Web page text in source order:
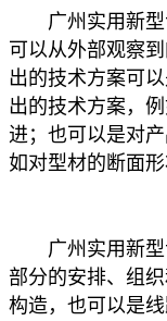
广州实用新型
可以从外部观察
出的技术方案可
出的技术方案，
进；也可以是对
如对型材的断面形
广州实用新型
部分的安排、组
构造，也可以是